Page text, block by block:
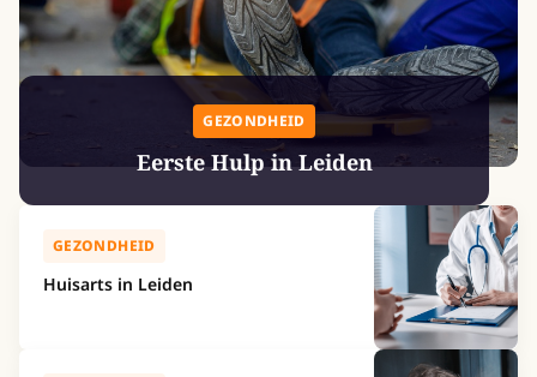
GEZONDHEID
Eerste Hulp in Leiden
GEZONDHEID
Huisarts in Leiden